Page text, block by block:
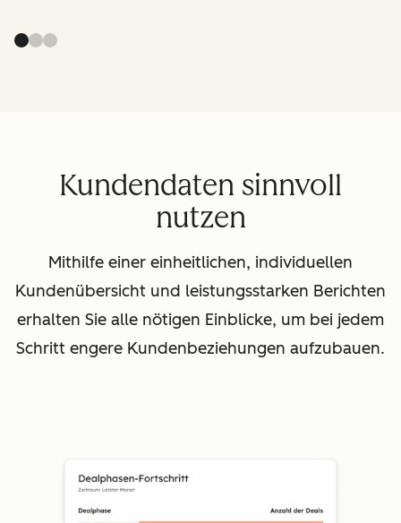
Kundendaten sinnvoll
nutzen
Mithilfe einer einheitlichen, individuellen
Kundenübersicht und leistungsstarken Berichten
erhalten Sie alle nötigen Einblicke, um bei jedem
Schritt engere Kundenbeziehungen aufzubauen.